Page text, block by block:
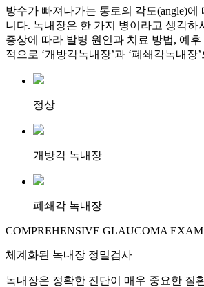
방수가 빠져나가는 통로의 각도(angle)에
니다. 녹내장은 한 가지 병이라고 생각하
증상에 따라 발병 원인과 치료 방법, 예
적으로 ‘개방각녹내장’과 ‘폐쇄각녹내장
정상
개방각 녹내장
폐쇄각 녹내장
COMPREHENSIVE GLAUCOMA
체계화된 녹내장 정밀검사
녹내장은 정확한 진단이 매우 중요한 질